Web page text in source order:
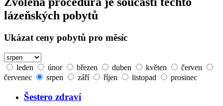
lázeňských pobytů
Ukázat ceny pobytů pro měsíc
leden únor březen duben květen
červen
červenec
srpen září říjen listopad prosinec
Šestero zdraví